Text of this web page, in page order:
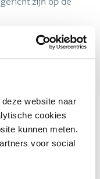
website naar
cookies
kunnen meten.
voor social
nodig?
verstandig om
zou u willen
van
van het